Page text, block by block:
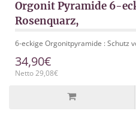
Orgonit Pyramide 6-
Rosenquarz,
6-eckige Orgonitpyramide : Schutz
34,90€
Netto 29,08€